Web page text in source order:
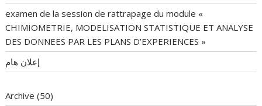
examen de la session de rattrapage du module «
CHIMIOMETRIE, MODELISATION STATISTIQUE ET ANALYSE
DES DONNEES PAR LES PLANS D’EXPERIENCES »
إعلان هام
Archive (50)